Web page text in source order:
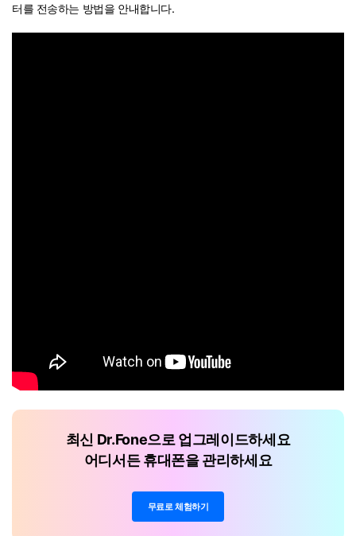
터를 전송하는 방법을 안내합니다.
최신 Dr.Fone으로 업그레이드하세요
어디서든 휴대폰을 관리하세요
무료로 체험하기